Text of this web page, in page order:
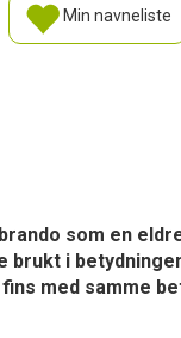
Min navneliste
som en
brukt i
med samme